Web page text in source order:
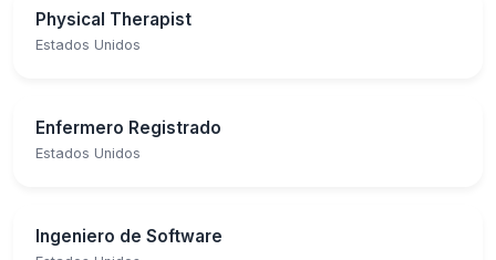
Physical Therapist
Estados Unidos
Enfermero Registrado
Estados Unidos
Ingeniero de Software